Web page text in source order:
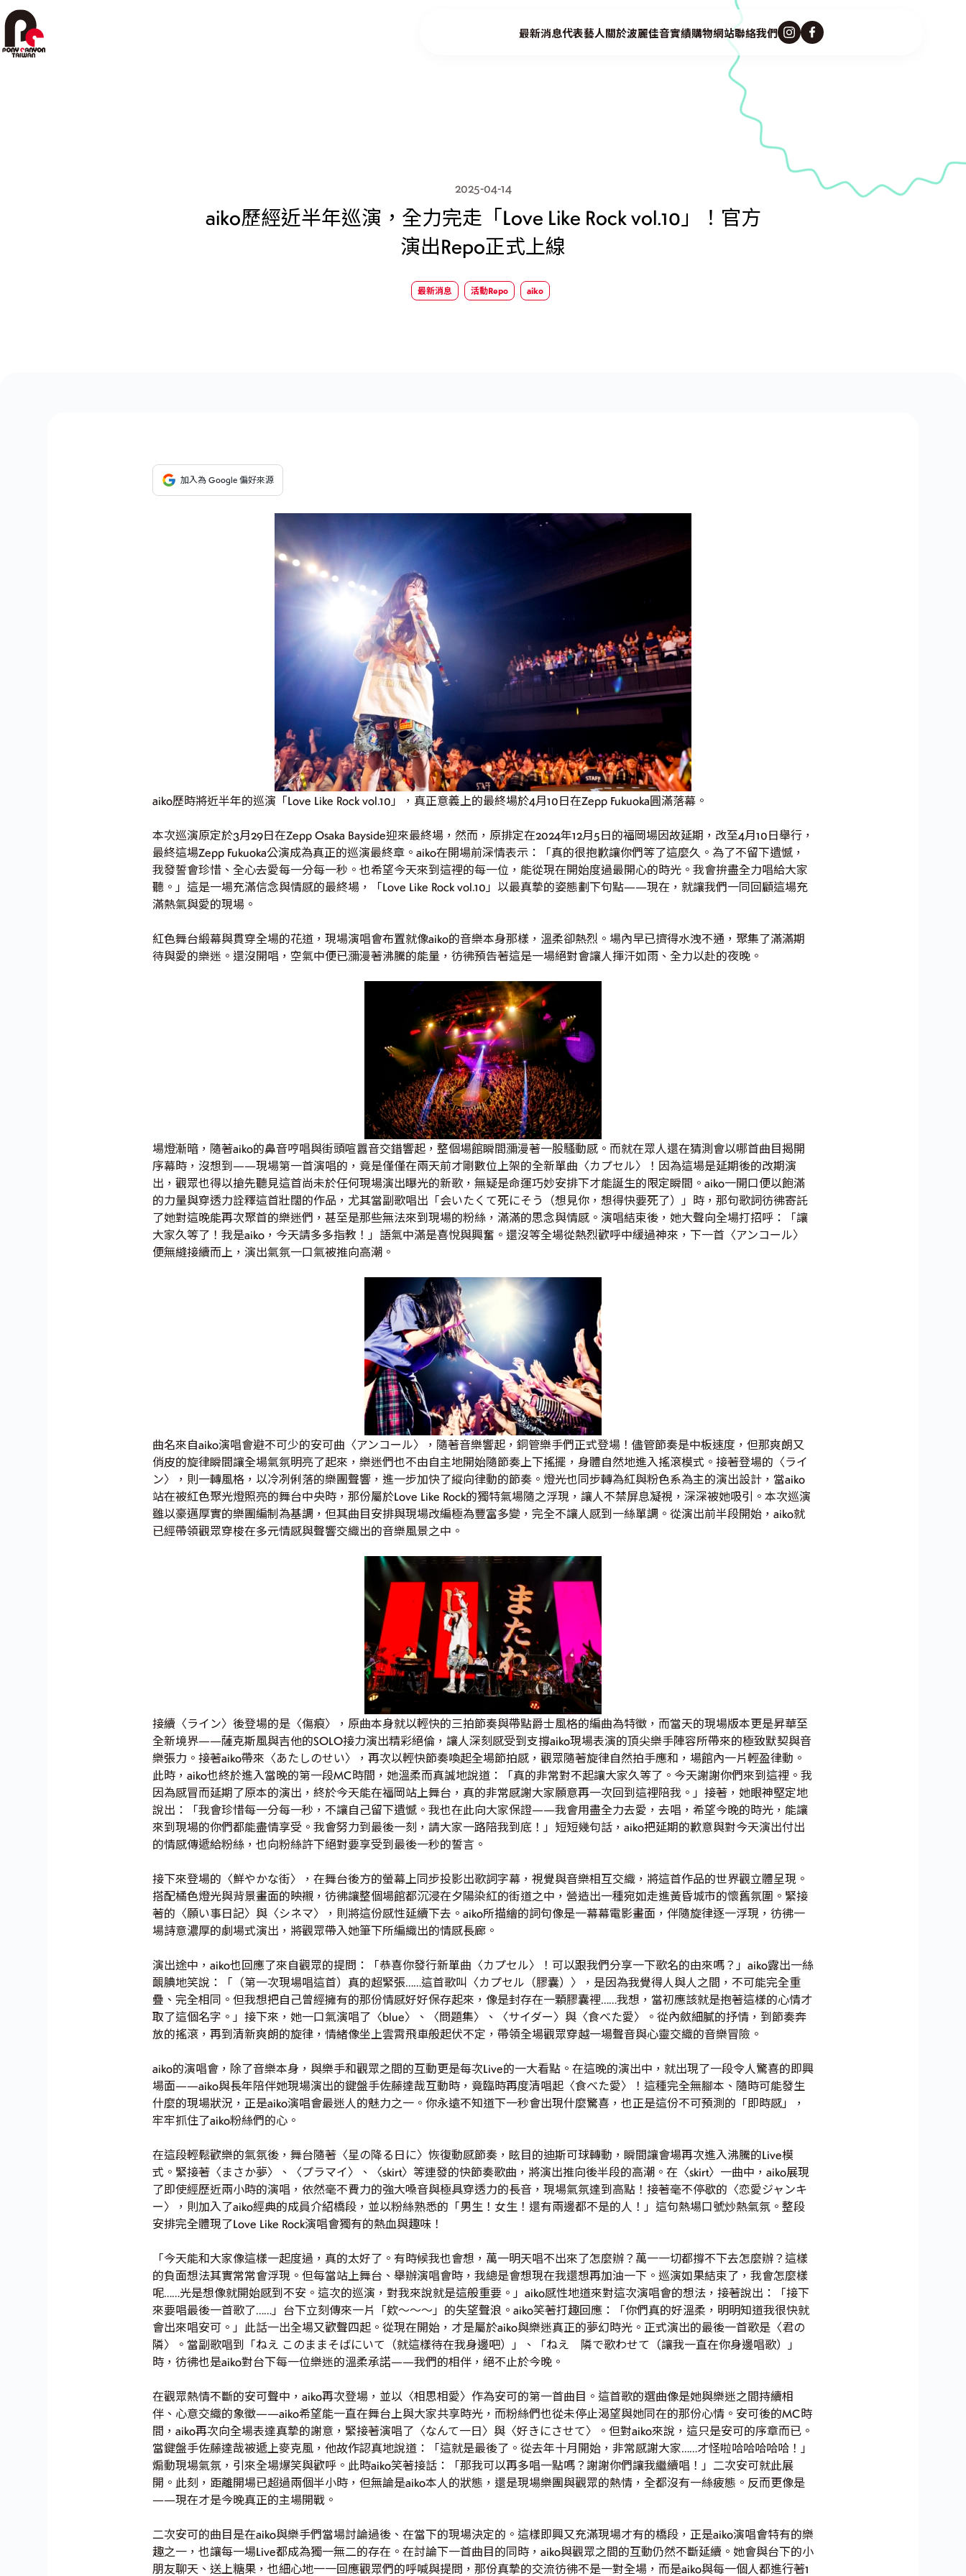
至
主
最新消息代表藝人關於波麗佳音實績購物網站聯絡我們
2025-04-14
aiko歷經近半年巡演，全力完走「Love Like Rock vol.10」！官方
演出Repo正式上線
最新消息 活動Repo aiko
加入為 Google 偏好來源
aiko歷時將近半年的巡演「Love Like Rock vol.10」，真正意義上的最終場於4月10日在Zepp Fukuoka圓滿落幕。
本次巡演原定於3月29日在Zepp Osaka Bayside迎來最終場，然而，原排定在2024年12月5日的福岡場因故延期，改至4月10日舉行，
最終這場Zepp Fukuoka公演成為真正的巡演最終章。aiko在開場前深情表示：「真的很抱歉讓你們等了這麼久。為了不留下遺憾，
我發誓會珍惜、全心去愛每一分每一秒。也希望今天來到這裡的每一位，能從現在開始度過最開心的時光。我會拚盡全力唱給大家
聽。」這是一場充滿信念與情感的最終場，「Love Like Rock vol.10」以最真摯的姿態劃下句點——現在，就讓我們一同回顧這場充
滿熱氣與愛的現場。
紅色舞台緞幕與貫穿全場的花道，現場演唱會布置就像aiko的音樂本身那樣，溫柔卻熱烈。場內早已擠得水洩不通，聚集了滿滿期
待與愛的樂迷。還沒開唱，空氣中便已瀰漫著沸騰的能量，彷彿預告著這是一場絕對會讓人揮汗如雨、全力以赴的夜晚。
場燈漸暗，隨著aiko的鼻音哼唱與街頭喧囂音交錯響起，整個場館瞬間瀰漫著一股騷動感。而就在眾人還在猜測會以哪首曲目揭開
序幕時，沒想到——現場第一首演唱的，竟是僅僅在兩天前才剛數位上架的全新單曲〈カプセル〉！因為這場是延期後的改期演
出，觀眾也得以搶先聽見這首尚未於任何現場演出曝光的新歌，無疑是命運巧妙安排下才能誕生的限定瞬間。aiko一開口便以飽滿
的力量與穿透力詮釋這首壯闊的作品，尤其當副歌唱出「会いたくて死にそう（想見你，想得快要死了）」時，那句歌詞彷彿寄託
了她對這晚能再次聚首的樂迷們，甚至是那些無法來到現場的粉絲，滿滿的思念與情感。演唱結束後，她大聲向全場打招呼：「讓
大家久等了！我是aiko，今天請多多指教！」語氣中滿是喜悅與興奮。還沒等全場從熱烈歡呼中緩過神來，下一首〈アンコール〉
便無縫接續而上，演出氣氛一口氣被推向高潮。
曲名來自aiko演唱會避不可少的安可曲〈アンコール〉，隨著音樂響起，銅管樂手們正式登場！儘管節奏是中板速度，但那爽朗又
俏皮的旋律瞬間讓全場氣氛明亮了起來，樂迷們也不由自主地開始隨節奏上下搖擺，身體自然地進入搖滾模式。接著登場的〈ライ
ン〉，則一轉風格，以冷冽俐落的樂團聲響，進一步加快了縱向律動的節奏。燈光也同步轉為紅與粉色系為主的演出設計，當aiko
站在被紅色聚光燈照亮的舞台中央時，那份屬於Love Like Rock的獨特氣場隨之浮現，讓人不禁屏息凝視，深深被她吸引。本次巡演
雖以豪邁厚實的樂團編制為基調，但其曲目安排與現場改編極為豐富多變，完全不讓人感到一絲單調。從演出前半段開始，aiko就
已經帶領觀眾穿梭在多元情感與聲響交織出的音樂風景之中。
接續〈ライン〉後登場的是〈傷痕〉，原曲本身就以輕快的三拍節奏與帶點爵士風格的編曲為特徵，而當天的現場版本更是昇華至
全新境界——薩克斯風與吉他的SOLO接力演出精彩絕倫，讓人深刻感受到支撐aiko現場表演的頂尖樂手陣容所帶來的極致默契與音
樂張力。接著aiko帶來〈あたしのせい〉，再次以輕快節奏喚起全場節拍感，觀眾隨著旋律自然拍手應和，場館內一片輕盈律動。
此時，aiko也終於進入當晚的第一段MC時間，她溫柔而真誠地說道：「真的非常對不起讓大家久等了。今天謝謝你們來到這裡。我
因為感冒而延期了原本的演出，終於今天能在福岡站上舞台，真的非常感謝大家願意再一次回到這裡陪我。」接著，她眼神堅定地
說出：「我會珍惜每一分每一秒，不讓自己留下遺憾。我也在此向大家保證——我會用盡全力去愛，去唱，希望今晚的時光，能讓
來到現場的你們都能盡情享受。我會努力到最後一刻，請大家一路陪我到底！」短短幾句話，aiko把延期的歉意與對今天演出付出
的情感傳遞給粉絲，也向粉絲許下絕對要享受到最後一秒的誓言。
接下來登場的〈鮮やかな街〉，在舞台後方的螢幕上同步投影出歌詞字幕，視覺與音樂相互交織，將這首作品的世界觀立體呈現。
搭配橘色燈光與背景畫面的映襯，彷彿讓整個場館都沉浸在夕陽染紅的街道之中，營造出一種宛如走進黃昏城市的懷舊氛圍。緊接
著的〈願い事日記〉與〈シネマ〉，則將這份感性延續下去。aiko所描繪的詞句像是一幕幕電影畫面，伴隨旋律逐一浮現，彷彿一
場詩意濃厚的劇場式演出，將觀眾帶入她筆下所編織出的情感長廊。
演出途中，aiko也回應了來自觀眾的提問：「恭喜你發行新單曲〈カプセル〉！可以跟我們分享一下歌名的由來嗎？」aiko露出一絲
靦腆地笑說：「（第一次現場唱這首）真的超緊張……這首歌叫〈カプセル（膠囊）〉，是因為我覺得人與人之間，不可能完全重
疊、完全相同。但我想把自己曾經擁有的那份情感好好保存起來，像是封存在一顆膠囊裡……我想，當初應該就是抱著這樣的心情才
取了這個名字。」接下來，她一口氣演唱了〈blue〉、〈問題集〉、〈サイダー〉與〈食べた愛〉。從內斂細膩的抒情，到節奏奔
放的搖滾，再到清新爽朗的旋律，情緒像坐上雲霄飛車般起伏不定，帶領全場觀眾穿越一場聲音與心靈交織的音樂冒險。
aiko的演唱會，除了音樂本身，與樂手和觀眾之間的互動更是每次Live的一大看點。在這晚的演出中，就出現了一段令人驚喜的即興
場面——aiko與長年陪伴她現場演出的鍵盤手佐藤達哉互動時，竟臨時再度清唱起〈食べた愛〉！這種完全無腳本、隨時可能發生
什麼的現場狀況，正是aiko演唱會最迷人的魅力之一。你永遠不知道下一秒會出現什麼驚喜，也正是這份不可預測的「即時感」，
牢牢抓住了aiko粉絲們的心。
在這段輕鬆歡樂的氣氛後，舞台隨著〈星の降る日に〉恢復動感節奏，眩目的迪斯可球轉動，瞬間讓會場再次進入沸騰的Live模
式。緊接著〈まさか夢〉、〈プラマイ〉、〈skirt〉等連發的快節奏歌曲，將演出推向後半段的高潮。在〈skirt〉一曲中，aiko展現
了即使經歷近兩小時的演唱，依然毫不費力的強大嗓音與極具穿透力的長音，現場氣氛達到高點！接著毫不停歇的〈恋愛ジャンキ
ー〉，則加入了aiko經典的成員介紹橋段，並以粉絲熟悉的「男生！女生！還有兩邊都不是的人！」這句熱場口號炒熱氣氛。整段
安排完全體現了Love Like Rock演唱會獨有的熱血與趣味！
「今天能和大家像這樣一起度過，真的太好了。有時候我也會想，萬一明天唱不出來了怎麼辦？萬一一切都撐不下去怎麼辦？這樣
的負面想法其實常常會浮現。但每當站上舞台、舉辦演唱會時，我總是會想現在我還想再加油一下。巡演如果結束了，我會怎麼樣
呢……光是想像就開始感到不安。這次的巡演，對我來說就是這般重要。」aiko感性地道來對這次演唱會的想法，接著說出：「接下
來要唱最後一首歌了……」台下立刻傳來一片「欸～～～」的失望聲浪。aiko笑著打趣回應：「你們真的好溫柔，明明知道我很快就
會出來唱安可。」此話一出全場又歡聲四起。從現在開始，才是屬於aiko與樂迷真正的夢幻時光。正式演出的最後一首歌是〈君の
隣〉。當副歌唱到「ねえ このままそばにいて（就這樣待在我身邊吧）」、「ねえ 隣で歌わせて（讓我一直在你身邊唱歌）」
時，彷彿也是aiko對台下每一位樂迷的溫柔承諾——我們的相伴，絕不止於今晚。
在觀眾熱情不斷的安可聲中，aiko再次登場，並以〈相思相愛〉作為安可的第一首曲目。這首歌的選曲像是她與樂迷之間持續相
伴、心意交織的象徵——aiko希望能一直在舞台上與大家共享時光，而粉絲們也從未停止渴望與她同在的那份心情。安可後的MC時
間，aiko再次向全場表達真摯的謝意，緊接著演唱了〈なんて一日〉與〈好きにさせて〉。但對aiko來說，這只是安可的序章而已。
當鍵盤手佐藤達哉被遞上麥克風，他故作認真地說道：「這就是最後了。從去年十月開始，非常感謝大家……才怪啦哈哈哈哈哈！」
煽動現場氣氛，引來全場爆笑與歡呼。此時aiko笑著接話：「那我可以再多唱一點嗎？謝謝你們讓我繼續唱！」二次安可就此展
開。此刻，距離開場已超過兩個半小時，但無論是aiko本人的狀態，還是現場樂團與觀眾的熱情，全都沒有一絲疲態。反而更像是
——現在才是今晚真正的主場開戰。
二次安可的曲目是在aiko與樂手們當場討論過後、在當下的現場決定的。這樣即興又充滿現場才有的橋段，正是aiko演唱會特有的樂
趣之一，也讓每一場Live都成為獨一無二的存在。在討論下一首曲目的同時，aiko與觀眾之間的互動仍然不斷延續。她會與台下的小
朋友聊天、送上糖果，也細心地一一回應觀眾們的呼喊與提問，那份真摯的交流彷彿不是一對全場，而是aiko與每一個人都進行著1